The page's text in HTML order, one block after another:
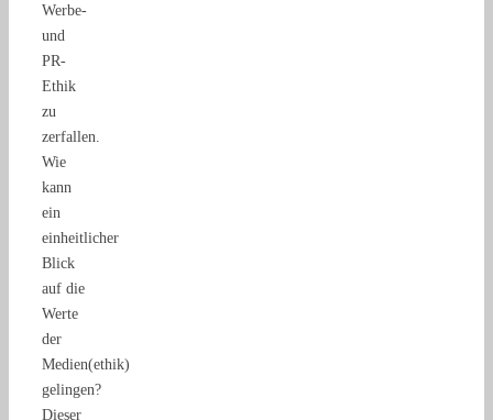
Werbe-
und
PR-
Ethik
zu
zerfallen.
Wie
kann
ein
einheitlicher
Blick
auf die
Werte
der
Medien(ethik)
gelingen?
Dieser